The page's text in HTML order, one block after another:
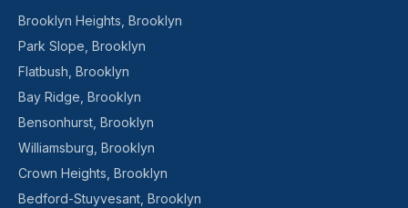
Brooklyn Heights, Brooklyn
Park Slope, Brooklyn
Flatbush, Brooklyn
Bay Ridge, Brooklyn
Bensonhurst, Brooklyn
Williamsburg, Brooklyn
Crown Heights, Brooklyn
Bedford-Stuyvesant, Brooklyn